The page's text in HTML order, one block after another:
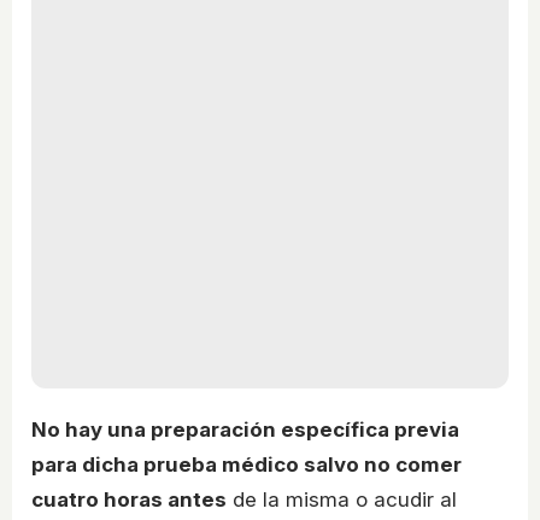
No hay una preparación específica previa
para dicha prueba médico salvo no comer
cuatro horas antes de la misma o acudir al